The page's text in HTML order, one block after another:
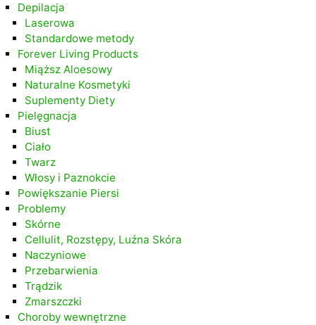
Depilacja
Laserowa
Standardowe metody
Forever Living Products
Miąższ Aloesowy
Naturalne Kosmetyki
Suplementy Diety
Pielęgnacja
Biust
Ciało
Twarz
Włosy i Paznokcie
Powiększanie Piersi
Problemy
Skórne
Cellulit, Rozstępy, Luźna Skóra
Naczyniowe
Przebarwienia
Trądzik
Zmarszczki
Choroby wewnętrzne